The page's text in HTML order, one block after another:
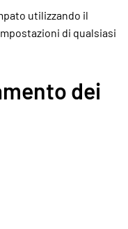
utilizzando il
di qualsiasi
dei